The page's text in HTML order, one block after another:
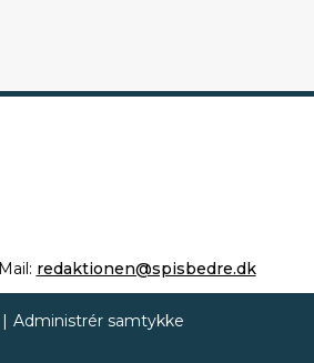
Mail: redaktionen@spisbedre.dk
Administrér samtykke